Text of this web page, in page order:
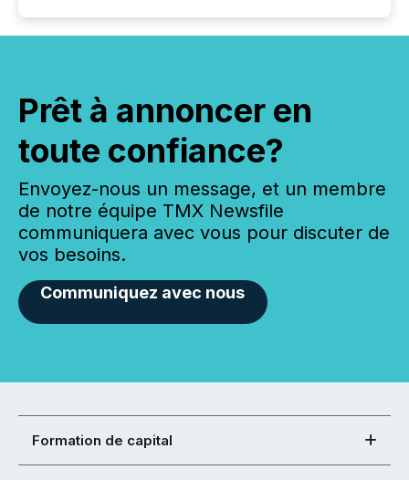
Prêt à annoncer en
toute confiance?
Envoyez-nous un message, et un membre
de notre équipe TMX Newsfile
communiquera avec vous pour discuter de
vos besoins.
Communiquez avec nous
Formation de capital